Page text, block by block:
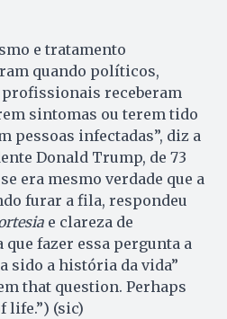
e tratamento
quando políticos,
profissionais receberam
sintomas ou terem tido
pessoas infectadas”, diz a
Donald Trump, de 73
era mesmo verdade que a
furar a fila, respondeu
e clareza de
que fazer essa pergunta a
sido a história da vida”
that question. Perhaps
life.”) (sic)